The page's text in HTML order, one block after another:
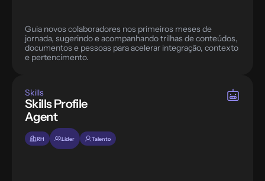
Guia novos colaboradores nos primeiros meses de
jornada, sugerindo e acompanhando trilhas de conteúdos,
documentos e pessoas para acelerar integração, contexto
e pertencimento.
Skills
Skills Profile
Agent
RH Líder Talento